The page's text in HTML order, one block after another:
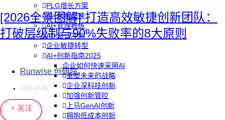
PLG增长方案
AI+创新加速
AI+管理教练
AI+设计冲刺
企业敏捷转型
AI+创新指南2025
企业如何快速采用AI
重塑未来的战略
企业深科技创新
加强创新管控
上马GenAI创新
拥抱低成本创新
[2026全景图解] 打造高效敏捷创新团队：
打破层级制与90%失败率的8大原则
Runwise 创研院
2022-07-01
+ 关注